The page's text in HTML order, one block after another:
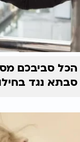
סבתא נגד